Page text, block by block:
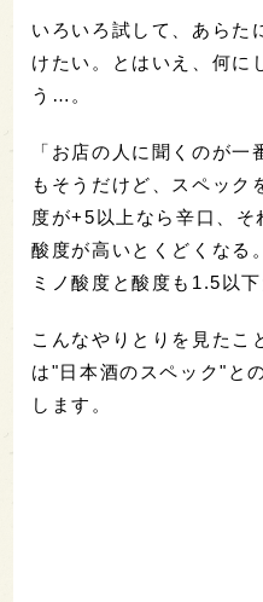
いろいろ試して、あらた
けたい。とはいえ、何に
う…。
「お店の人に聞くのが
もそうだけど、スペック
度が+5以上なら辛口、そ
酸度が高いとくどくなる
ミノ酸度と酸度も1.5以
こんなやりとりを見たこ
は"日本酒のスペック"と
します。